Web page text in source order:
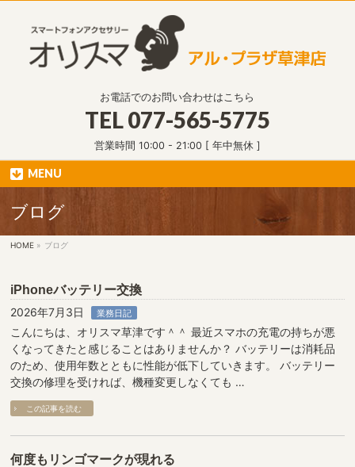
お電話でのお問い合わせはこちら
TEL077-565-5775
営業時間 10:00 - 21:00 [ 年中無休 ]
MENU
ブログ
HOME » ブログ
iPhoneバッテリー交換
2026年7月3日
業務日記
こんにちは、オリスマ草津です＾＾ 最近スマホの充電の持ちが悪
くなってきたと感じることはありませんか？ バッテリーは消耗品
のため、使用年数とともに性能が低下していきます。 バッテリー
交換の修理を受ければ、機種変更しなくても …
この記事を読む
何度もリンゴマークが現れる